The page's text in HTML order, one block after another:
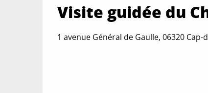
Visite guidée du
1 avenue Général de Gaulle, 06320 Cap-